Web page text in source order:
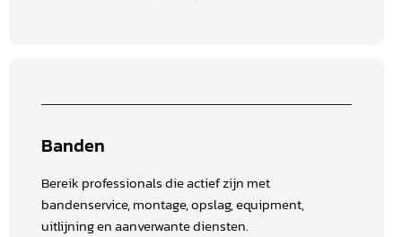
Banden
Bereik professionals die actief zijn met
bandenservice, montage, opslag, equipment,
uitlijning en aanverwante diensten.